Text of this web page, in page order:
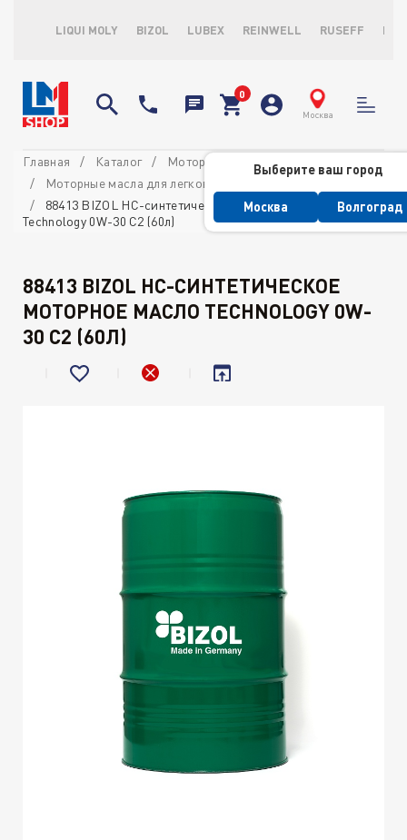
LIQUI MOLY BIZOL LUBEX REINWELL RUSEFF
Москва
Выберите ваш город
Москва Волгоград
Главная Каталог
Моторные масла
Моторные масла для легковых автомобилей
88413 BIZOL НС-синтетическое моторное масло
Technology 0W-30 C2 (60л)
88413 BIZOL НС-СИНТЕТИЧЕСКОЕ
МОТОРНОЕ МАСЛО TECHNOLOGY 0W-
30 C2 (60Л)